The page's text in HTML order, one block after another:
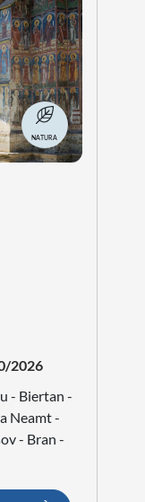
NATURA
2026
- Biertan -
Neamt -
- Bran -